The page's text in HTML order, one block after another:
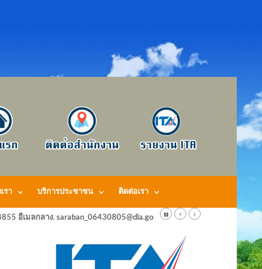
รา บริการประชาชน ติดต่อเรา
อีเมลกลาง. saraban_06430805@dla.go.th